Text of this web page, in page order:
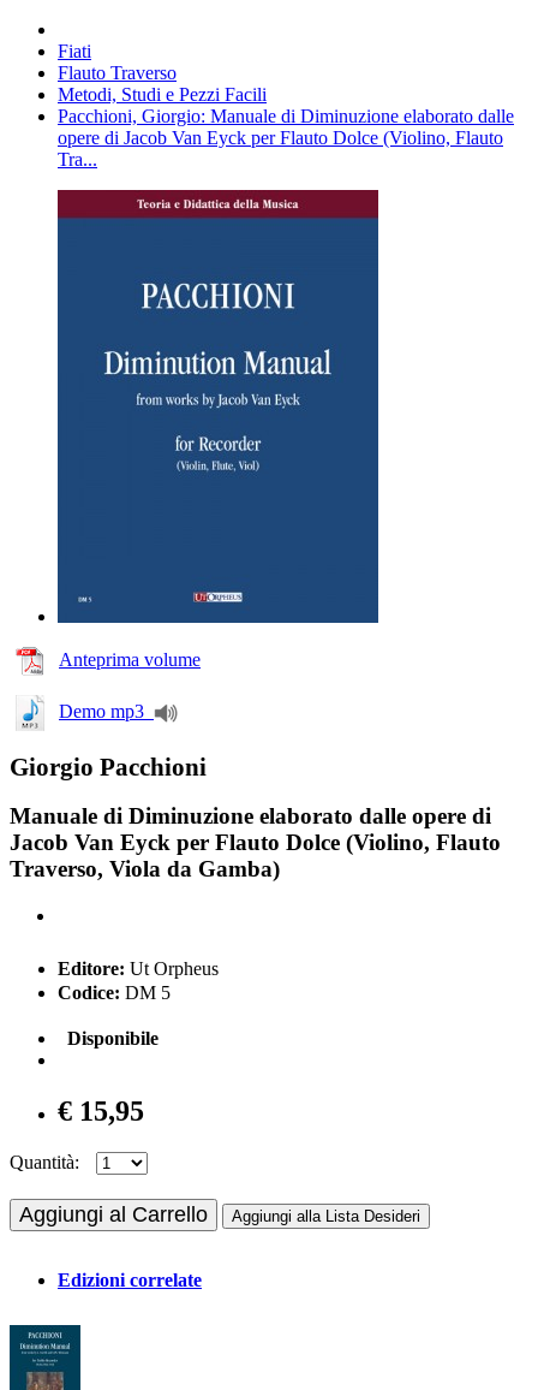
Fiati
Flauto Traverso
Metodi, Studi e Pezzi Facili
Pacchioni, Giorgio: Manuale di Diminuzione elaborato dalle
opere di Jacob Van Eyck per Flauto Dolce (Violino, Flauto
Tra...
Anteprima volume
Demo mp3
Giorgio Pacchioni
Manuale di Diminuzione elaborato dalle opere di
Jacob Van Eyck per Flauto Dolce (Violino, Flauto
Traverso, Viola da Gamba)
Editore: Ut Orpheus
Codice: DM 5
Disponibile
€ 15,95
Quantità:
Aggiungi al Carrello Aggiungi alla Lista Desideri
Edizioni correlate